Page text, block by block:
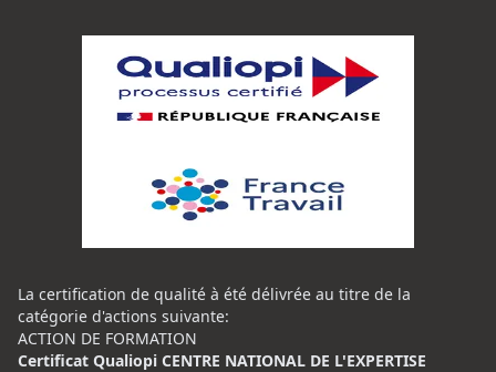
La certification de qualité à été délivrée au titre de la
catégorie d'actions suivante:
ACTION DE FORMATION
Certificat Qualiopi CENTRE NATIONAL DE L'EXPERTISE